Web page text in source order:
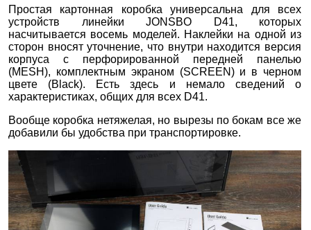
Простая картонная коробка универсальна для всех
устройств линейки JONSBO D41, которых
насчитывается восемь моделей. Наклейки на одной из
сторон вносят уточнение, что внутри находится версия
корпуса с перфорированной передней панелью
(MESH), комплектным экраном (SCREEN) и в черном
цвете (Black). Есть здесь и немало сведений о
характеристиках, общих для всех D41.
Вообще коробка нетяжелая, но вырезы по бокам все же
добавили бы удобства при транспортировке.